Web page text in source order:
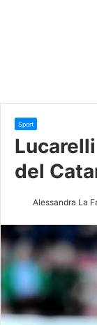
Sport
del
Alessandra La